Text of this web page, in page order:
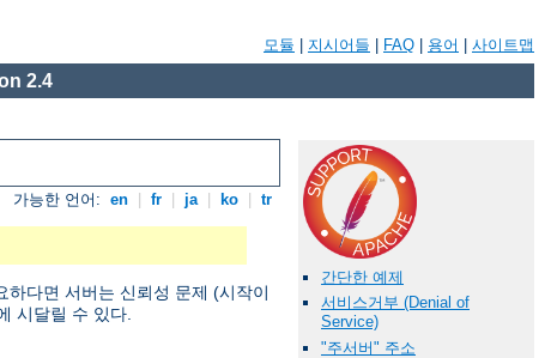
모듈 지시어들 FAQ 용어 사이트맵
2.4
가능한 언어: en fr ja ko tr
다면 서버는 신뢰성 문제 (시작이
시달릴 수 있다.
간단한 예제
서비스거부 (Denial of
Service)
"주서버" 주소